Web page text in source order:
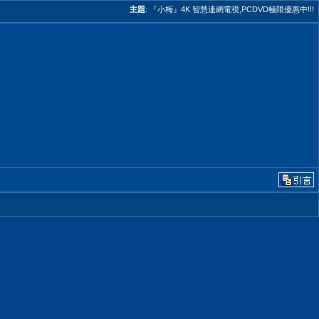
主題: 『小梅』4K 智慧連網電視,PCDVD極限優惠中!!!